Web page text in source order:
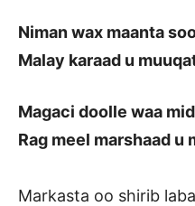
Niman wax maanta
Malay karaad u
Magaci doolle waa
Rag meel marshaad u
Markasta oo shirib